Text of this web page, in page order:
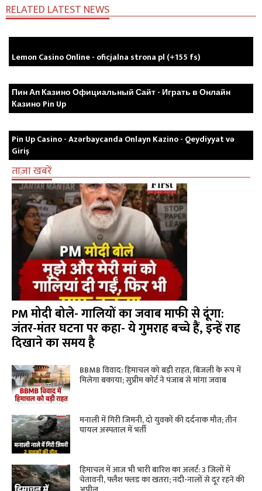
RELATED LATEST NEWS
Lemon Casino Online - oficjalna strona pl (+155 fs)
Пин Ап Казино Официальный Сайт - Играть в Онлайн
Казино Pin Up
Pin Up Casino - Azərbaycanda Onlayn Kazino - Qeydiyyat və
Giriş
ताज़ा खबरें
PM मोदी बोले- गालियों का जवाब माफी से दूंगा:
जंतर-मंतर घटना पर कहा- ये गुमराह बच्चे हैं, इन्हें राह
दिखाने का समय है
BBMB विवाद: हिमाचल को बड़ी राहत, बिजली के रूप में
मिलेगा बकाया; सुप्रीम कोर्ट ने पंजाब से मांगा जवाब
मनाली में गिरी जिमनी, दो युवकों की दर्दनाक मौत; तीन
घायल अस्पताल में भर्ती
हिमाचल में आज भी भारी बारिश का अलर्ट: 3 जिलों में
चेतावनी, फ्लैश फ्लड का खतरा; नदी-नालों से दूर रहने की